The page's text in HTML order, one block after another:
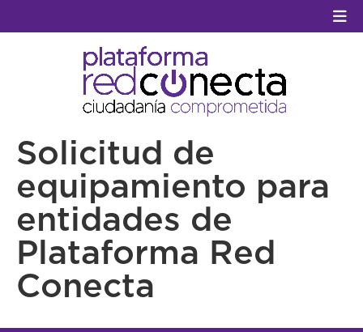
Solicitud de
equipamiento para
entidades de
Plataforma Red
Conecta
GESTIÓN TERCER SECTOR
CONECTA IA
VOLUNTARIADO.NET